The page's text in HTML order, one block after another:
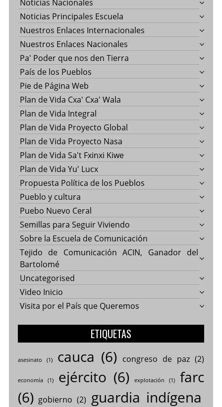
Noticias Nacionales
Noticias Principales Escuela
Nuestros Enlaces Internacionales
Nuestros Enlaces Nacionales
Pa' Poder que nos den Tierra
País de los Pueblos
Pie de Página Web
Plan de Vida Cxa' Cxa' Wala
Plan de Vida Integral
Plan de Vida Proyecto Global
Plan de Vida Proyecto Nasa
Plan de Vida Sa't Fxinxi Kiwe
Plan de Vida Yu' Lucx
Propuesta Política de los Pueblos
Pueblo y cultura
Puebo Nuevo Ceral
Semillas para Seguir Viviendo
Sobre la Escuela de Comunicación
Tejido de Comunicación ACIN, Ganador del
Bartolomé
Uncategorised
Video Inicio
Visita por el País que Queremos
ETIQUETAS
asesinato (1) cauca (6) congreso de paz(2)
economía(1) ejército (6) explotación (1)
farc
(6) gobierno (2) guardia indígena